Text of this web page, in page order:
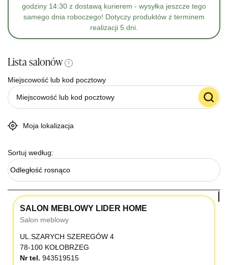
godziny 14:30 z dostawą kurierem - wysyłka jeszcze tego
samego dnia roboczego! Dotyczy produktów z terminem
realizacji 5 dni.
Lista salonów i
Miejscowość lub kod pocztowy
Moja lokalizacja
Sortuj według:
Odległość rosnąco
SALON MEBLOWY LIDER HOME
Salon meblowy
UL.SZARYCH SZEREGÓW 4
78-100 KOŁOBRZEG
Nr tel. 943519515